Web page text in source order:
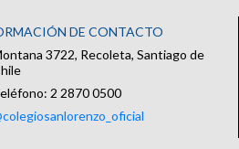
DE CONTACTO
3722, Recoleta, Santiago de
2 2870 0500